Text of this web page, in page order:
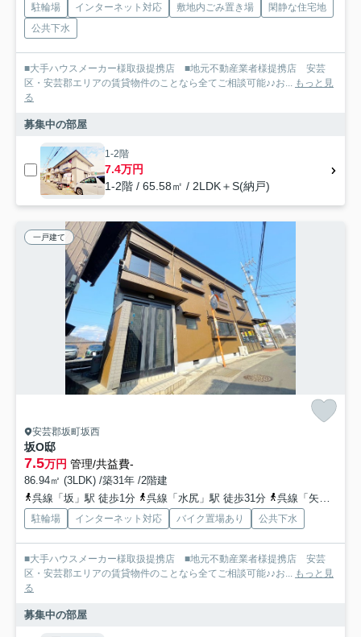
駐輪場 インターネット対応 敷地内ごみ置き場
閑静な住宅地
公共下水
■大手ハウスメーカー様取扱提携店 ■地元不動産業者様提携店 安芸
区・安芸郡エリアの賃貸物件のことなら全てご相談可能♪♪お...
もっと見
る
募集中の部屋
1-2階
7.4万円
1-2階 / 65.58㎡ / 2LDK＋S(納戸)
一戸建て
安芸郡坂町坂西
坂O邸
7.5万円 管理/共益費-
86.94㎡ (3LDK) /築31年 /2階建
呉線「坂」駅 徒歩1分
呉線「水尻」駅 徒歩31分 呉線「矢野」駅 徒歩37分
駐輪場 インターネット対応 バイク置場あり 公共下水
■大手ハウスメーカー様取扱提携店 ■地元不動産業者様提携店 安芸
区・安芸郡エリアの賃貸物件のことなら全てご相談可能♪♪お...
もっと見
る
募集中の部屋